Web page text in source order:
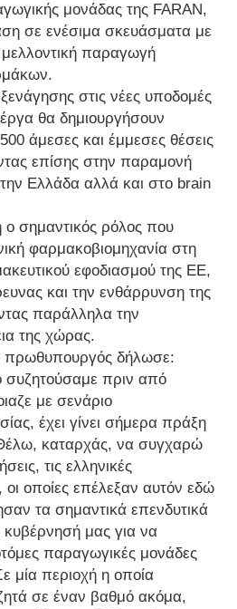
μονάδας της FARAN,
σε ενέσιμα σκευάσματα με
παραγωγή
στις νέες υποδομές
έργα θα δημιουργήσουν
άμεσες και έμμεσες θέσεις
επίσης στην παραμονή
Ελλάδα αλλά και στο brain
σημαντικός ρόλος που
φαρμακοβιομηχανία στη
εφοδιασμού της ΕΕ,
και την ενθάρρυνση της
παράλληλα την
της χώρας.
πρωθυπουργός δήλωσε:
συζητούσαμε πριν από
με σενάριο
έχει γίνει σήμερα πράξη
καταρχάς, να συγχαρώ
τις ελληνικές
οι οποίες επέλεξαν αυτόν εδώ
τα σημαντικά επενδυτικά
μας για να
παραγωγικές μονάδες
μία περιοχή η οποία
σε έναν βαθμό ακόμα,